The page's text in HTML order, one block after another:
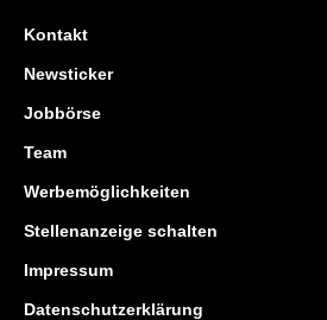
Kontakt
Newsticker
Jobbörse
Team
Werbemöglichkeiten
Stellenanzeige schalten
Impressum
Datenschutzerklärung